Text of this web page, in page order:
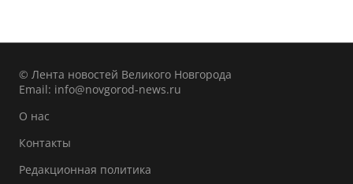
© Лента новостей Великого Новгорода
Email: info@novgorod-news.ru
О нас
Контакты
Редакционная политика